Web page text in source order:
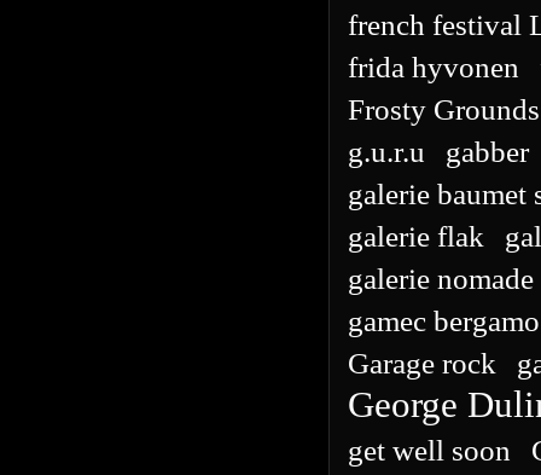
french festival
frida hyvonen
Frosty Grounds
g.u.r.u
gabber
galerie baumet
galerie flak
galerie
gamec bergamo
Garage rock
George
get well soon